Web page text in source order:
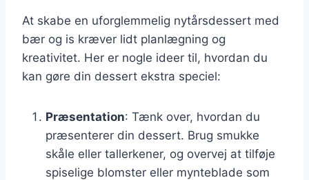
At skabe en uforglemmelig nytårsdessert med
bær og is kræver lidt planlægning og
kreativitet. Her er nogle ideer til, hvordan du
kan gøre din dessert ekstra speciel:
Præsentation: Tænk over, hvordan du
præsenterer din dessert. Brug smukke
skåle eller tallerkener, og overvej at tilføje
spiselige blomster eller mynteblade som